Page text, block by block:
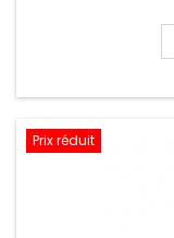
Prix réduit